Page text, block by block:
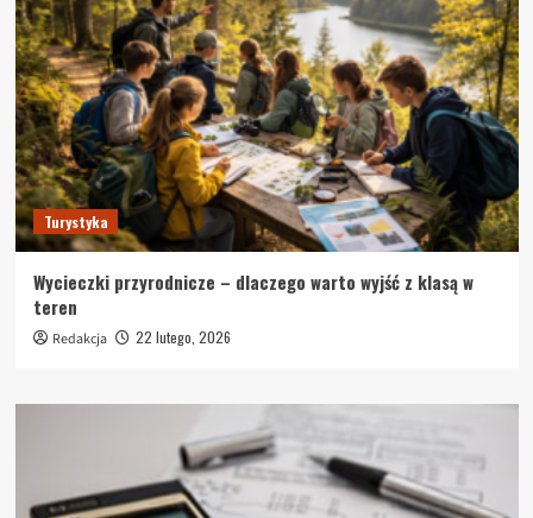
Turystyka
Wycieczki przyrodnicze – dlaczego warto wyjść z klasą w
teren
Redakcja 22 lutego, 2026